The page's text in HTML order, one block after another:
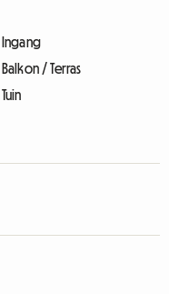
Ingang
Balkon / Terras
Tuin